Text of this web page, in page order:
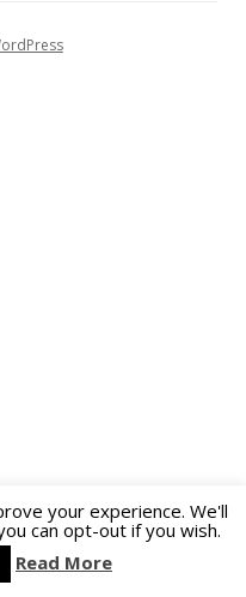
your experience. We'll
can opt-out if you wish.
Read More